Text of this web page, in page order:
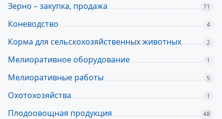
Зерно – закупка, продажа 71
Коневодство 4
Корма для сельскохозяйственных животных 2
Мелиоративное оборудование 1
Мелиоративные работы 5
Охотохозяйства 1
Плодоовощная продукция 48